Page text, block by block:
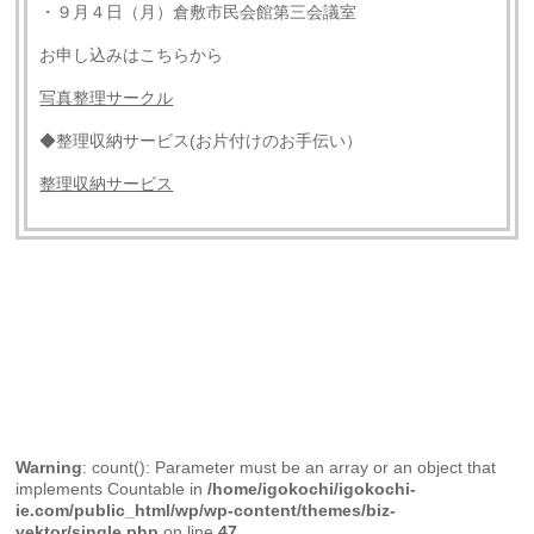
・９月４日（月）倉敷市民会館第三会議室
お申し込みはこちらから
写真整理サークル
◆整理収納サービス(お片付けのお手伝い）
整理収納サービス
Warning: count(): Parameter must be an array or an object that
implements Countable in/home/igokochi/igokochi-
ie.com/public_html/wp/wp-content/themes/biz-